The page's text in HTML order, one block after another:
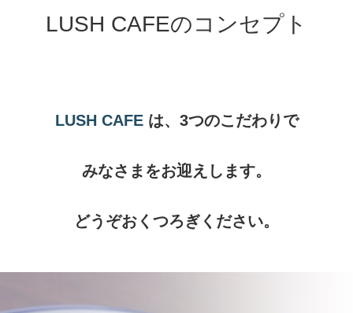
LUSH CAFEのコンセプト
LUSH CAFEは、3つのこだわりで
みなさまをお迎えします。
どうぞおくつろぎください。